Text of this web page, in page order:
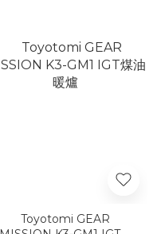
Toyotomi GEAR